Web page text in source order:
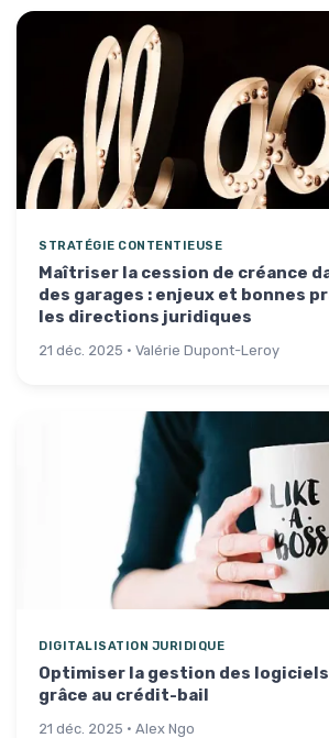
STRATÉGIE CONTENTIEUSE
Maîtriser la cession de créance
des garages : enjeux et bonnes
les directions juridiques
21 déc. 2025 · Valérie Dupont-Leroy
DIGITALISATION JURIDIQUE
Optimiser la gestion des
grâce au crédit-bail
21 déc. 2025 · Alex Ngo